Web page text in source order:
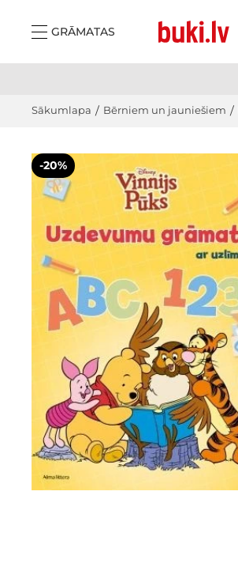
GRĀMATAS
Sākumlapa / Bērniem un jauniešiem /
-20%
Main image
Click to view image in fullscreen